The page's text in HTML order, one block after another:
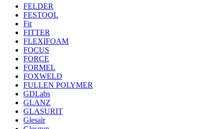
FELDER
FESTOOL
Fit
FITTER
FLEXIFOAM
FOCUS
FORCE
FORMEL
FOXWELD
FULLEN POLYMER
GDLabs
GLANZ
GLASURIT
Glesair